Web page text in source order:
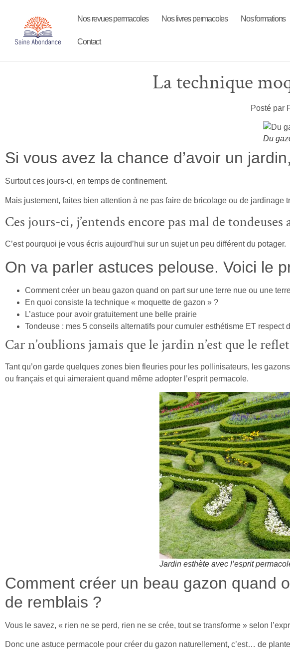
Nos revues permacoles Nos livres permacoles Nos formations
Contact
La technique
Posté par
Du
Si vous avez la chance d’avoir un
Surtout ces jours-ci, en temps de confinement.
Mais justement, faites bien attention à ne pas faire de bricolage ou de jardinage
Ces jours-ci, j’entends encore pas mal de
C’est pourquoi je vous écris aujourd’hui sur un sujet un peu différent du potager.
On va parler astuces pelouse. Voici le
Comment créer un beau gazon quand on part sur une terre nue ou une
En quoi consiste la technique « moquette de gazon » ?
L’astuce pour avoir gratuitement une belle prairie
Tondeuse : mes 5 conseils alternatifs pour cumuler esthétisme ET respect
Car n’oublions jamais que le jardin n’est que le
Tant qu’on garde quelques zones bien fleuries pour les pollinisateurs, les
ou français et qui aimeraient quand même adopter l’esprit permacole.
Jardin esthète avec l’esprit
Comment créer un beau gazon quand
de remblais ?
Vous le savez, « rien ne se perd, rien ne se crée, tout se transforme » selon
Donc une astuce permacole pour créer du gazon naturellement, c’est… de